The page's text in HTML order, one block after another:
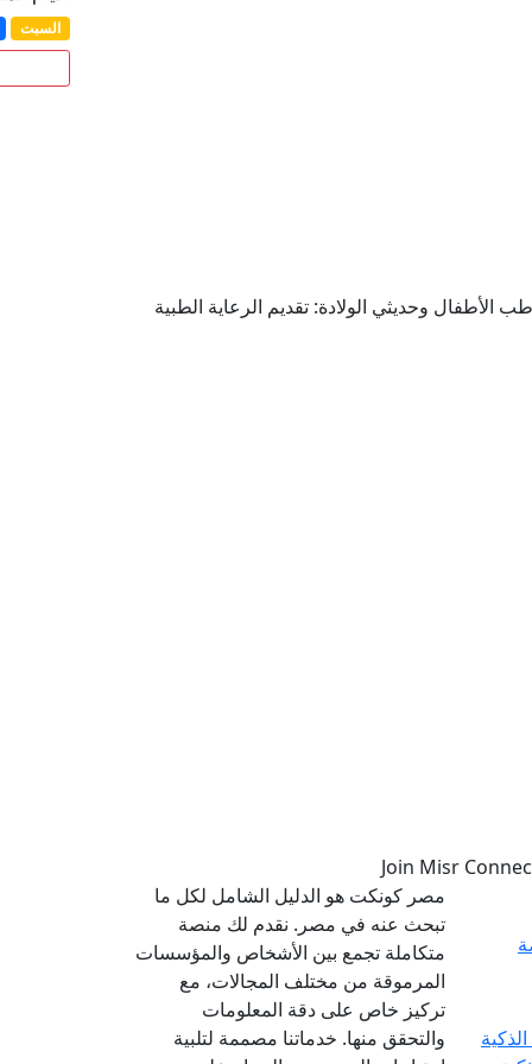
وحديثي الولادة: تقديم الرعاية الطبية
السبت
مصر كونكت هو الدليل الشامل لكل ما
تبحث عنه في مصر. نقدم لك منصة
متكاملة تجمع بين الأشخاص والمؤسسات
المرموقة من مختلف المجالات، مع
تركيز خاص على دقة المعلومات
والتحقق منها. خدماتنا مصممة لتلبية